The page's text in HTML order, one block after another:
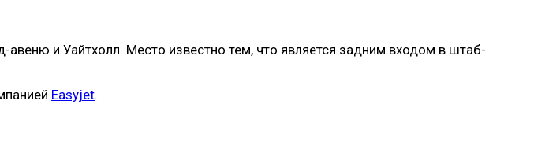
и Уайтхолл. Место известно тем, что является задним входом в штаб-
Easyjet.